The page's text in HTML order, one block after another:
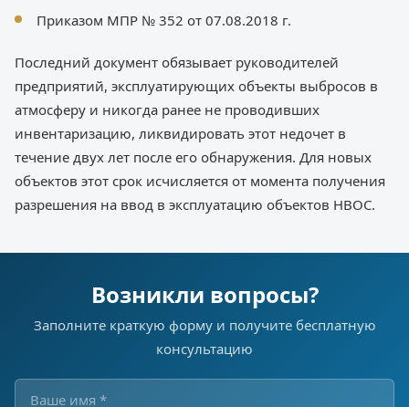
Приказом МПР № 352 от 07.08.2018 г.
Последний документ обязывает руководителей
предприятий, эксплуатирующих объекты выбросов в
атмосферу и никогда ранее не проводивших
инвентаризацию, ликвидировать этот недочет в
течение двух лет после его обнаружения. Для новых
объектов этот срок исчисляется от момента получения
разрешения на ввод в эксплуатацию объектов НВОС.
Возникли вопросы?
Заполните краткую форму и получите бесплатную
консультацию